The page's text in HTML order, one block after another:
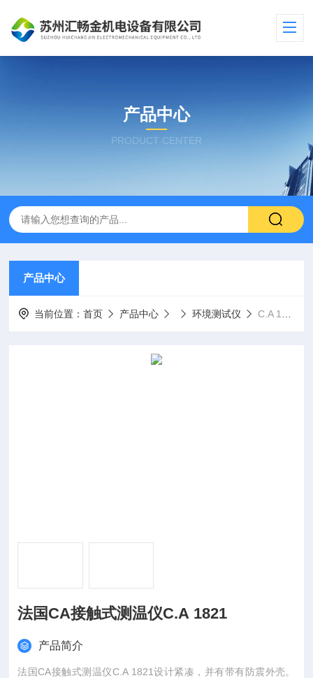
产品中心
PRODUCT CENTER
产品中心
当前位置：首页 产品中心 环境测试仪 C.A 1821法国CA接触式测温仪C.A 1821
法国CA接触式测温仪C.A 1821
产品简介
法国CA接触式测温仪C.A 1821设计紧凑，并有带有防震外壳。